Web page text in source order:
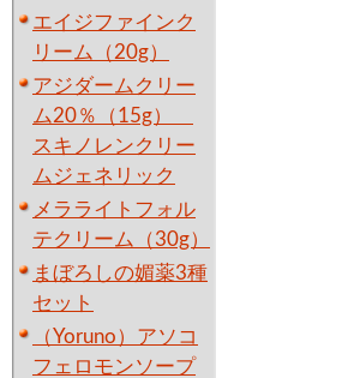
エイジファインク
リーム（20g）
アジダームクリー
ム20％（15g）
スキノレンクリー
ムジェネリック
メラライトフォル
テクリーム（30g）
まぼろしの媚薬3種
セット
（Yoruno）アソコ
フェロモンソープ